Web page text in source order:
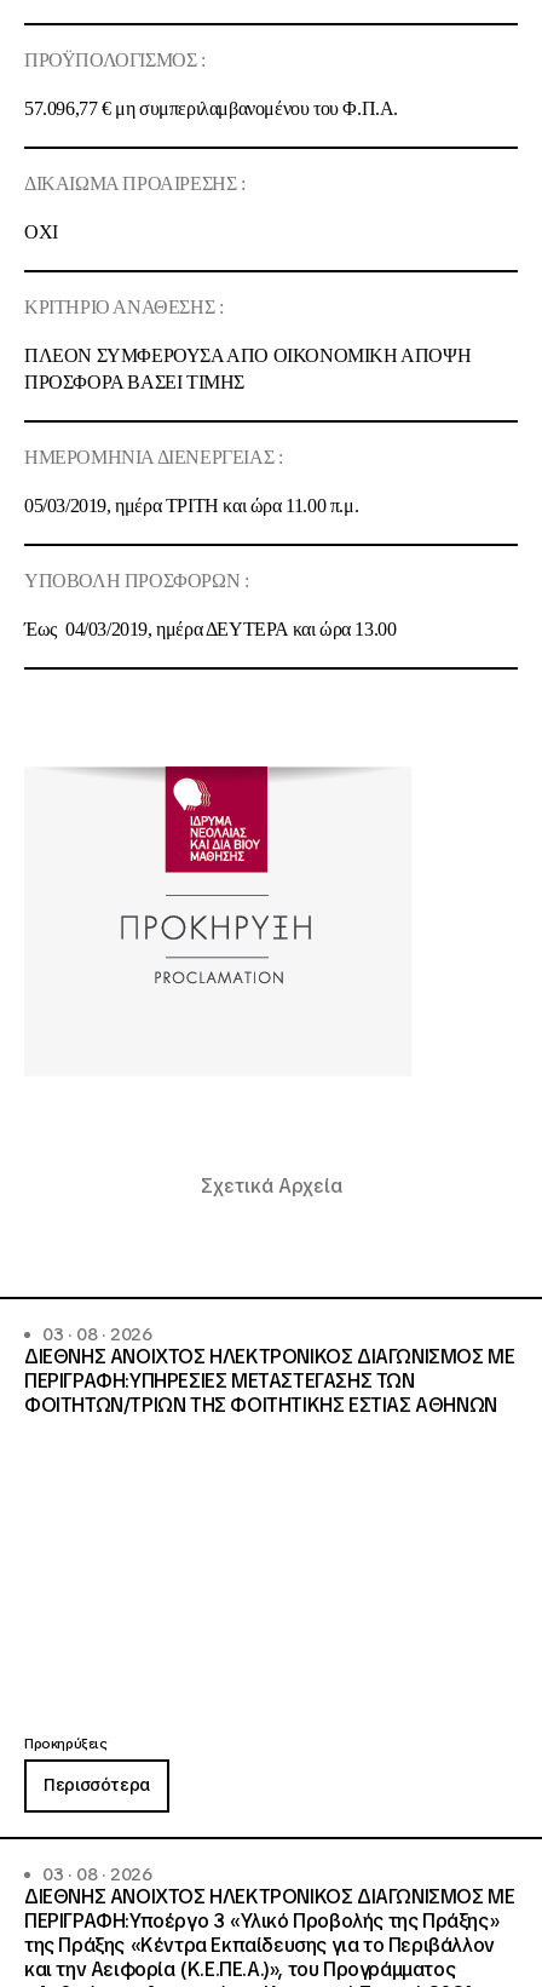
ΠΡΟΫΠΟΛΟΓΙΣΜΟΣ :
57.096,77 €μη συμπεριλαμβανομένου του Φ.Π.Α.
ΔΙΚΑΙΩΜΑ ΠΡΟΑΙΡΕΣΗΣ :
ΟΧΙ
ΚΡΙΤΗΡΙΟ ΑΝΑΘΕΣΗΣ :
ΠΛΕΟΝ ΣΥΜΦΕΡΟΥΣΑ ΑΠΟ ΟΙΚΟΝΟΜΙΚΗ ΑΠΟΨΗ
ΠΡΟΣΦΟΡΑ ΒΑΣΕΙ ΤΙΜΗΣ
ΗΜΕΡΟΜΗΝΙΑ ΔΙΕΝΕΡΓΕΙΑΣ :
05/03/2019, ημέραΤΡΙΤΗ και ώρα 11.00 π.μ.
ΥΠΟΒΟΛΗ ΠΡΟΣΦΟΡΩΝ :
Έως 04/03/2019, ημέραΔΕΥΤΕΡΑ και ώρα 13.00
Σχετικά Αρχεία
03 · 08 · 2026
ΔΙΕΘΝΗΣ ΑΝΟΙΧΤΟΣ ΗΛΕΚΤΡΟΝΙΚΟΣ ΔΙΑΓΩΝΙΣΜΟΣ ΜΕ
ΠΕΡΙΓΡΑΦΗ:ΥΠΗΡΕΣΙΕΣ METAΣΤΕΓΑΣΗΣ ΤΩΝ
ΦΟΙΤΗΤΩΝ/ΤΡΙΩΝ ΤΗΣ ΦΟΙΤΗΤΙΚΗΣ ΕΣΤΙΑΣ ΑΘΗΝΩΝ
Προκηρύξεις
Περισσότερα
03 · 08 · 2026
ΔΙΕΘΝΗΣ ΑΝΟΙΧΤΟΣ ΗΛΕΚΤΡΟΝΙΚΟΣ ΔΙΑΓΩΝΙΣΜΟΣ ΜΕ
ΠΕΡΙΓΡΑΦΗ:Υποέργο 3 «Υλικό Προβολής της Πράξης»
της Πράξης «Κέντρα Εκπαίδευσης για το Περιβάλλον
και την Αειφορία (Κ.Ε.ΠΕ.Α.)», του Προγράμματος